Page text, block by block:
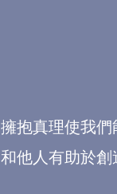
擁抱真理使我
和他人有助於創